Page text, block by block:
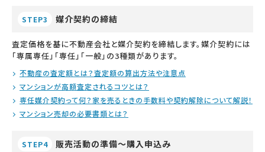
STEP3 媒介契約の締結
査定価格を基に不動産会社と媒介契約を締結します。媒介契約には
「専属専任」「専任」「一般」の3種類があります。
不動産の査定額とは？査定額の算出方法や注意点
マンションが高額査定されるコツとは？
専任媒介契約って何？家を売るときの手数料や契約解除について解説！
マンション売却の必要書類とは？
STEP4 販売活動の準備～購入申込み